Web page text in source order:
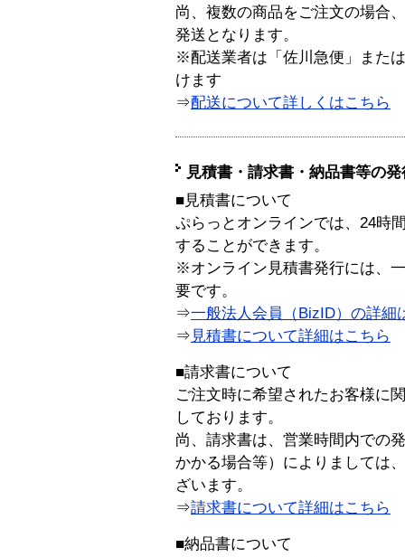
尚、複数の商品をご注文の場合
発送となります。
※配送業者は「佐川急便」また
けます
⇒配送について詳しくはこちら
見積書・請求書・納品書等の
■見積書について
ぷらっとオンラインでは、24時
することができます。
※オンライン見積書発行には、
要です。
⇒一般法人会員（BizID）の詳細
⇒ 見積書について詳細はこちら
■請求書について
ご注文時に希望されたお客様に
しております。
尚、請求書は、営業時間内での
かかる場合等）によりましては
ざいます。
⇒請求書について詳細はこちら
■納品書について